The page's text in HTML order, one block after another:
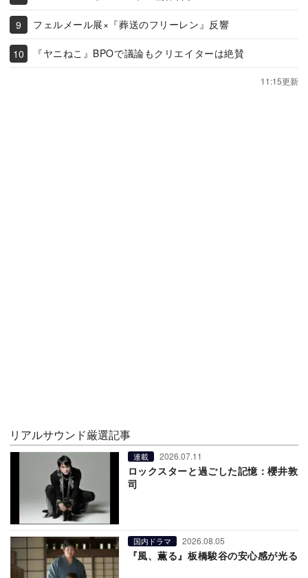
フェルメール展×『葬送のフリーレン』反響
『ヤニねこ』BPOで議論もクリエイターは絶賛
11:15更新
リアルサウンド厳選記事
連載 2026.07.11
ロックスターと過ごした記憶：櫻井敦
司
国内ドラマ 2026.08.05
『風、薫る』板橋駿谷の安心感が光る